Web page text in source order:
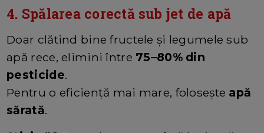
4. Spălarea corectă sub jet de apă
Doar clătind bine fructele și legumele sub
apă rece, elimini între 75–80% din
pesticide.
Pentru o eficiență mai mare, folosește apă
sărată.